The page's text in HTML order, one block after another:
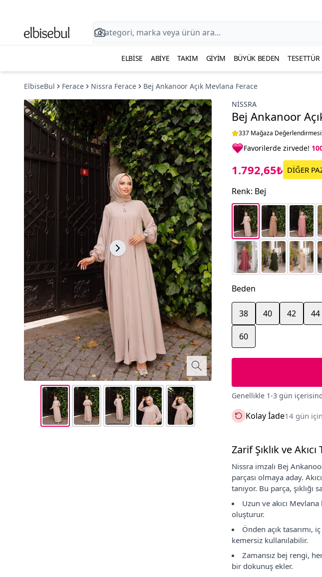
ELBISE ABIYE TAKIM GIYIM BÜYÜK BEDEN TESETTÜR
ElbiseBul Ferace Nissra Ferace
Bej Ankanoor Açık Mevlana Ferace
NISSRA
Bej Ankanoor
337 Mağaza Değerlendirmesi
Favorilerde zirvede!
1.792,65₺ DİĞER
Renk: Bej
Beden
38 40 42 44
60
Genellikle 1-3 gün
Kolay İade14 gün
Zarif Şıklık ve Akıcı
Nissra imzalı Bej
parçası olmaya aday.
tanıyor. Bu parça, şıklığı
Uzun ve akıcı
oluşturur.
Önden açık
kemersiz kullanılabilir.
Zamansız bej rengi,
bir dokunuş ekler.